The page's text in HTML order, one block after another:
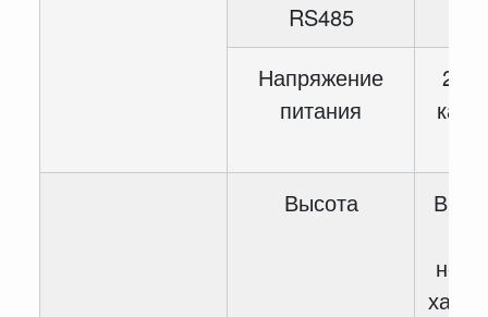
RS485
Напряжение
питания
2-
Высота